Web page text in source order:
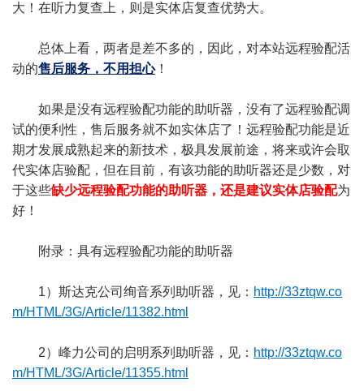
大！在听力复查上，则是实体店复查优势大。
总体上看，两者是差不多的，因此，对本站远程验配活
动的售后服务，不用担心！
如果是没有远程验配功能的助听器，没有了远程验配调
试的便利性，售后服务就不如实体店了！远程验配功能是近
期才发展成熟起来的新技术，极具发展前途，将来或许会取
代实体店验配，但在目前，有该功能的助听器还是少数，对
于这些缺少远程验配功能的助听器，还是建议实体店验配为
好！
附录：具有远程验配功能的助听器
1）斯达克公司绚音系列助听器，见： http://33ztqw.co
m/HTML/3G/Article/11382.html
2）峰力公司的启明系列助听器，见： http://33ztqw.co
m/HTML/3G/Article/11355.html